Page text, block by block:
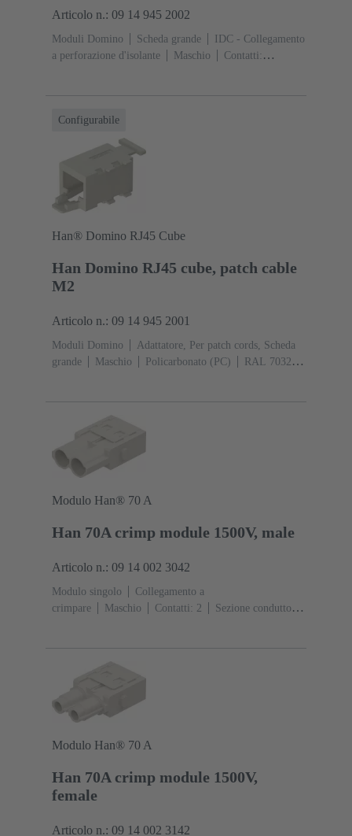
Articolo n.: 09 14 945 2002
Moduli Domino Scheda grande
IDC - Collegamento
a perforazione d'isolante
Maschio
Contatti:
Configurabile
Han® Domino RJ45 Cube
Han Domino RJ45 cube, patch cable
M2
Articolo n.: 09 14 945 2001
Moduli Domino
Adattatore, Per patch cords, Scheda
grande
Maschio Policarbonato (PC)
RAL 7032
Modulo Han® 70 A
Han 70A crimp module 1500V, male
Articolo n.: 09 14 002 3042
Modulo singolo
Collegamento a
crimpare
Maschio Contatti: 2
Sezione conduttori:
Modulo Han® 70 A
Han 70A crimp module 1500V,
female
Articolo n.: 09 14 002 3142